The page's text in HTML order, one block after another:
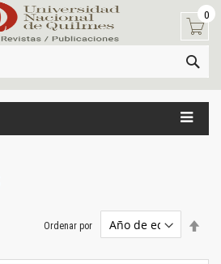
0
Ordenar por